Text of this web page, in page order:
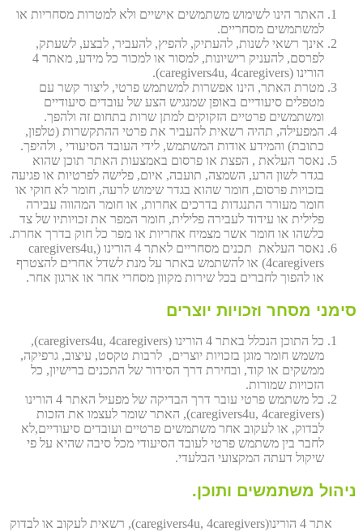
האתר הינו לשימוש משתמשים אישיים ולא למטרות מסחריות או
למשתמשים מסחריים.
אינך רשאי לשנות, להעתיק, להפיץ, להעביר, לבצע, לשעתק,
לפרסם, להעניק רישיונות, למסור או למכור כל מידע, מאתר 4
הורינו (caregivers4u, 4caregivers).
מטרת האתר, הינו אפשרות למשתמש פרטי, ליצור קשר עם
מטפלים סיעודיים באופן שמנגיש הצע של עובדים סיעודיים
ומשתמשים פרטיים הזקוקים למתן שרות בתחום זה ולהפך.
המפעילה, תהיה רשאית להעביר את פרטי ההתקשרות (טלפון,
כתובת) והמידע אודות המשתמש, לידי העובד הסיעודי , ולהיפך.
נאסר העלאת , הפצת או פרסום באמצעות האתר תוכן שהוא
בגדר לשון הרע, השמצה, תועבה, איום, פלישה לפרטיות או פגיעה
בזכויות פרסום, חומר שהוא בגדר שימוש לרעה, חומר לא חוקי או
חומר מעורר התנגדות בדרכים אחרות, או חומר המהווה עבירה
פלילית או עידוד לעבירה פלילית, חומר המפר את זכויותיו של צד
כלשהו או חומר אשר מצמיח אחריות או מפר כל חוק בדרך אחרת.
נאסר העלאת תכנים מסחריים לאתר 4 הורינו (caregivers4u,
4caregivers) או להשתמש באתר על מנת לשדל אחרים להצטרף
או להפוך לחברים בכל שירות מקוון מסחרי אחר או ארגון אחר.
סימני מסחר וזכויות יוצרים
כל התוכן הנכלל באתר 4 הורינו (caregivers4u, 4caregivers),
משמש חומר מוגן בזכויות יוצרים, לרבות טקסט, עיצוב, גרפיקה,
ממשקים או קוד, ובחירת דרך הסידור של התכנים ברישיון, כל
הזכויות שמורות.
כל משתמש פרטי עובר דרך הבדיקה של מפעיל האתר 4 הורינו
(caregivers4u, 4caregivers), האתר שומר לעצמו את הזכות
לבדוק, או לעקוב אחר משתמשים פרטיים ועובדים סיעודיים,לא
לחבר בין משתמש פרטי לעובד הסיעודי מכל סיבה שהיא על פי
שיקול דעתה המקצועי הבלעדי.
ניהול משתמשים ותוכן.
אתר 4 הורינו(caregivers4u, 4caregivers), רשאית לעקוב או לבדוק